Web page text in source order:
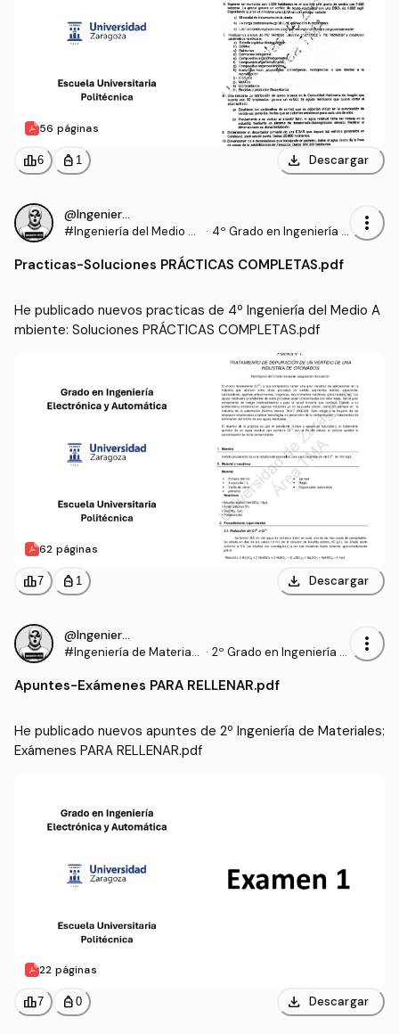
56 páginas
leaderboard6 personal_bag 1 download Descargar
@IngenieroProo
#Ingeniería del Medio A
· 4º Grado en Ingeniería E
(UNIZAR)
more_vert
Practicas-Soluciones PRÁCTICAS COMPLETAS.pdf
He publicado nuevos practicas de 4º Ingeniería del Medio A
mbiente: Soluciones PRÁCTICAS COMPLETAS.pdf
62 páginas
leaderboard7 personal_bag 1 download Descargar
@IngenieroProo
#Ingeniería de Materiale · 2º Grado en Ingeniería El
(UNIZAR)
more_vert
Apuntes-Exámenes PARA RELLENAR.pdf
He publicado nuevos apuntes de 2º Ingeniería de Materiales:
Exámenes PARA RELLENAR.pdf
22 páginas
leaderboard7 personal_bag 0 download Descargar